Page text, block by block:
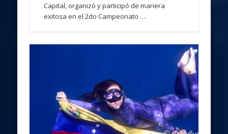
Capital, organizó y participó de manera
exitosa en el 2do Campeonato …